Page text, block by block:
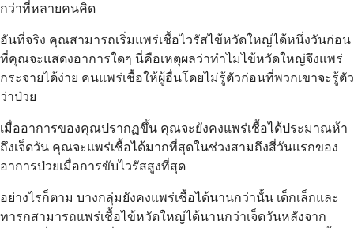
กว่าที่หลายคนคิด
อันที่จริง คุณสามารถเริ่มแพร่เชื้อไวรัสไข้หวัดใหญ่ได้หนึ่งวันก่อน
ที่คุณจะแสดงอาการใดๆ นี่คือเหตุผลว่าทำไมไข้หวัดใหญ่จึงแพร่
กระจายได้ง่าย คนแพร่เชื้อให้ผู้อื่นโดยไม่รู้ตัวก่อนที่พวกเขาจะรู้ตัว
ว่าป่วย
เมื่ออาการของคุณปรากฏขึ้น คุณจะยังคงแพร่เชื้อได้ประมาณห้า
ถึงเจ็ดวัน คุณจะแพร่เชื้อได้มากที่สุดในช่วงสามถึงสี่วันแรกของ
อาการป่วยเมื่อการขับไวรัสสูงที่สุด
อย่างไรก็ตาม บางกลุ่มยังคงแพร่เชื้อได้นานกว่านั้น เด็กเล็กและ
ทารกสามารถแพร่เชื้อไข้หวัดใหญ่ได้นานกว่าเจ็ดวันหลังจาก